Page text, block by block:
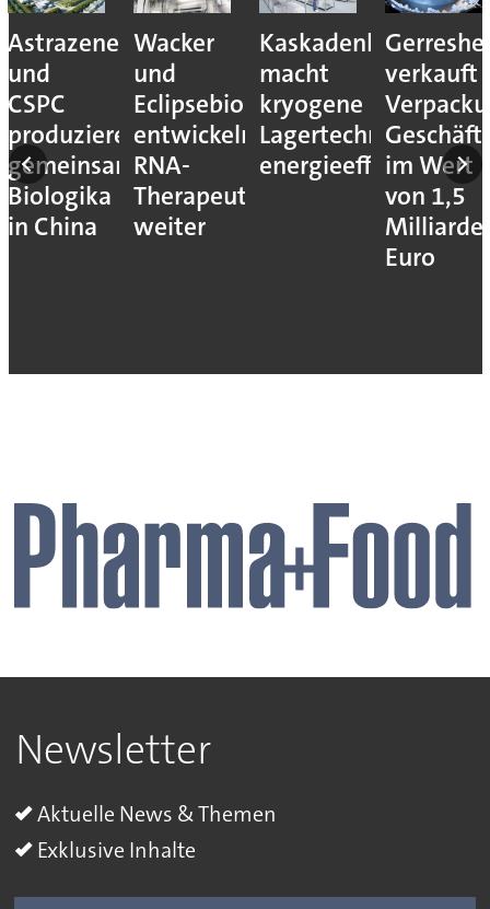
Astrazeneca
und
CSPC
produzieren
gemeinsam
Biologika
in China
Wacker
und
Eclipsebio
entwickeln
RNA-
Therapeutika
weiter
Kaskadenkonzept
macht
kryogene
Lagertechnik
energieeffizienter
verkauft
im Wert
von 1,5
Euro
Newsletter
Aktuelle News & Themen
Exklusive Inhalte